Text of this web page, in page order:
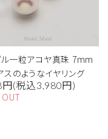
ル一粒アコヤ真珠 7mm
スのようなイヤリング
円(税込3,980円)